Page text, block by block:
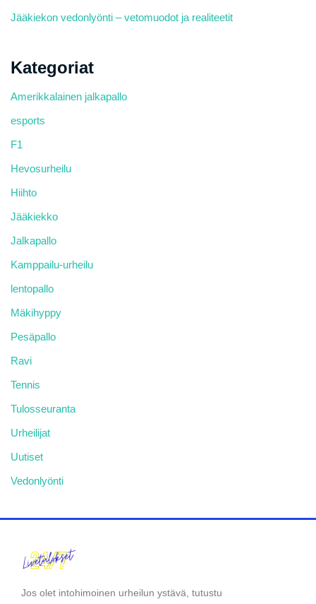
Jääkiekon vedonlyönti – vetomuodot ja realiteetit
Kategoriat
Amerikkalainen jalkapallo
esports
F1
Hevosurheilu
Hiihto
Jääkiekko
Jalkapallo
Kamppailu-urheilu
lentopallo
Mäkihyppy
Pesäpallo
Ravi
Tennis
Tulosseuranta
Urheilijat
Uutiset
Vedonlyönti
Jos olet intohimoinen urheilun ystävä, tutustu